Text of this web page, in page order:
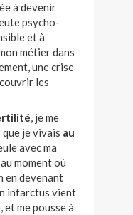
à devenir
psycho-
et à
métier dans
une crise
les
, je me
je vivais au
avec ma
moment où
en devenant
infarctus vient
me pousse à